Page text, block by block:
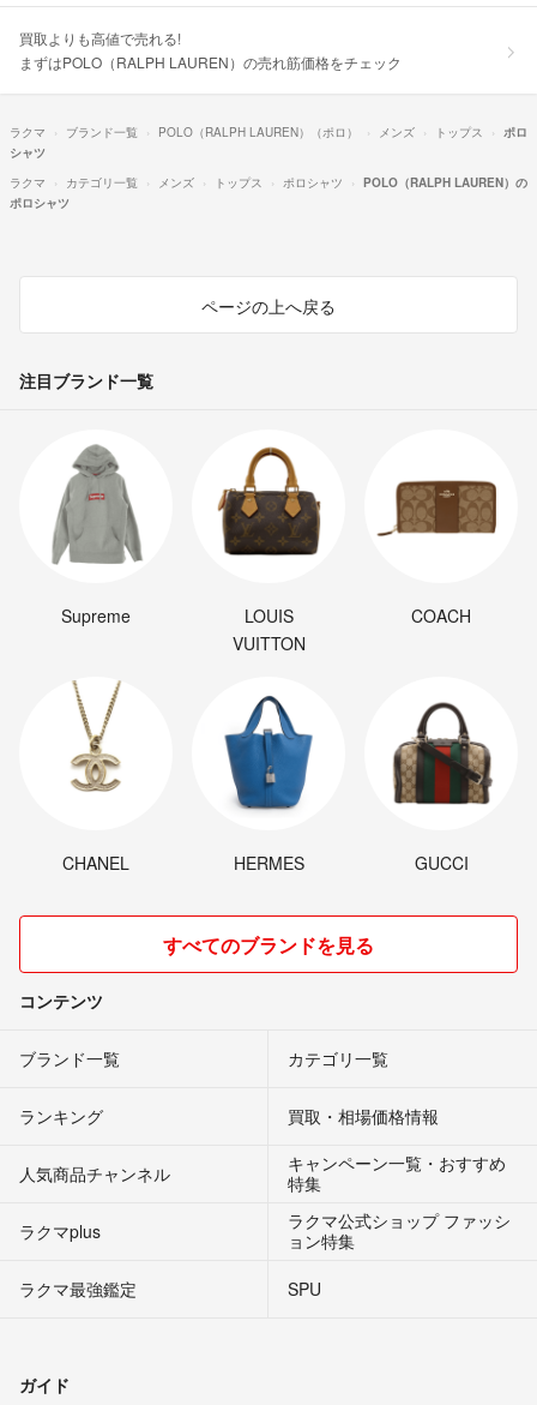
買取よりも高値で売れる!
まずはPOLO（RALPH LAUREN）の売れ筋価格をチェック
ラクマ ブランド一覧 POLO（RALPH LAUREN）（ポロ） メンズ トップス
ポロ
シャツ
ラクマ
カテゴリ一覧 メンズ トップス ポロシャツ
POLO（RALPH LAUREN）の
ポロシャツ
ページの上へ戻る
注目ブランド一覧
Supreme
LOUIS
VUITTON
COACH
CHANEL HERMES GUCCI
すべてのブランドを見る
コンテンツ
ブランド一覧 カテゴリ一覧
ランキング 買取・相場価格情報
人気商品チャンネル
キャンペーン一覧・おすすめ
特集
ラクマplus
ラクマ公式ショップ ファッシ
ョン特集
ラクマ最強鑑定
SPU
ガイド